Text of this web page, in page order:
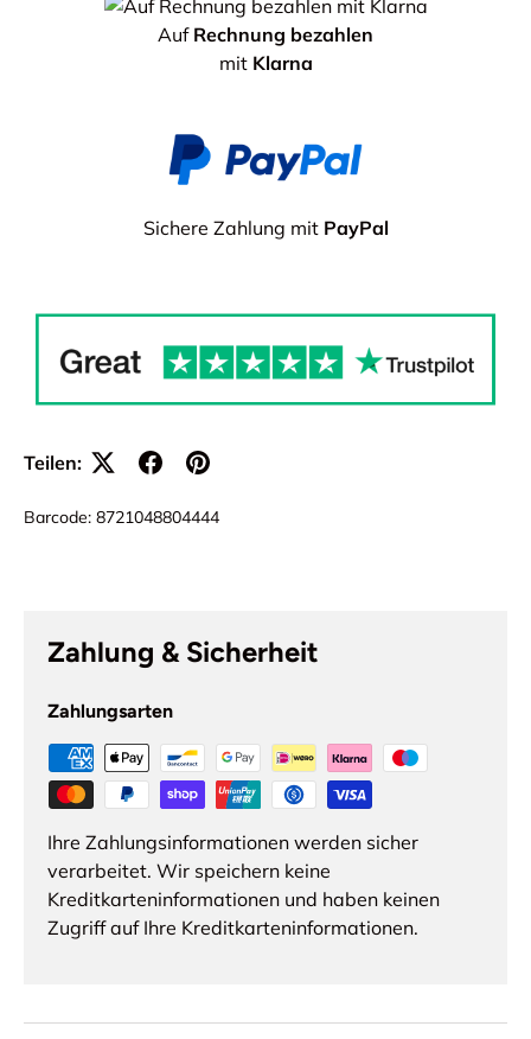
AufRechnung bezahlen
mit Klarna
Sichere Zahlung mit PayPal
Teilen:
Barcode: 8721048804444
Zahlung & Sicherheit
Zahlungsarten
Ihre Zahlungsinformationen werden sicher
verarbeitet. Wir speichern keine
Kreditkarteninformationen und haben keinen
Zugriff auf Ihre Kreditkarteninformationen.